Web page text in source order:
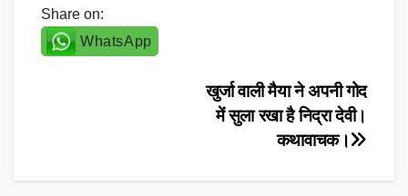
Share on:
WhatsApp
खुर्जा वाली मैया ने अपनी गोद
में सुला रखा है निद्रा देवी।
कथावाचक।